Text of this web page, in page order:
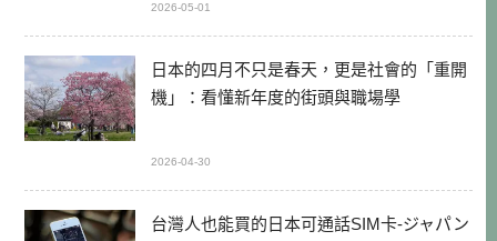
2026-05-01
日本的四月不只是春天，更是社會的「重開
機」：看懂新年度的街頭與職場學
2026-04-30
台灣人也能買的日本可通話SIM卡-ジャパン